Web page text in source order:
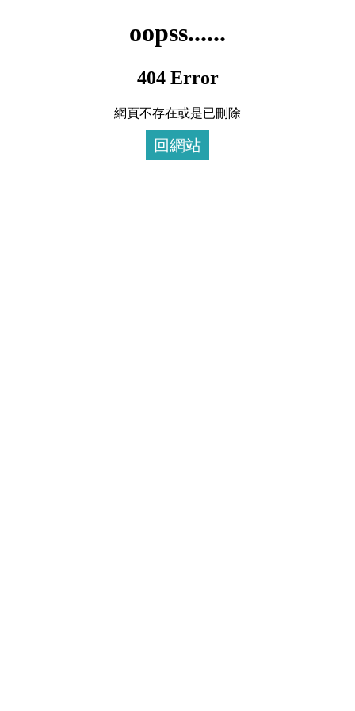
oopss......
404 Error
網頁不存在或是已刪除
回網站